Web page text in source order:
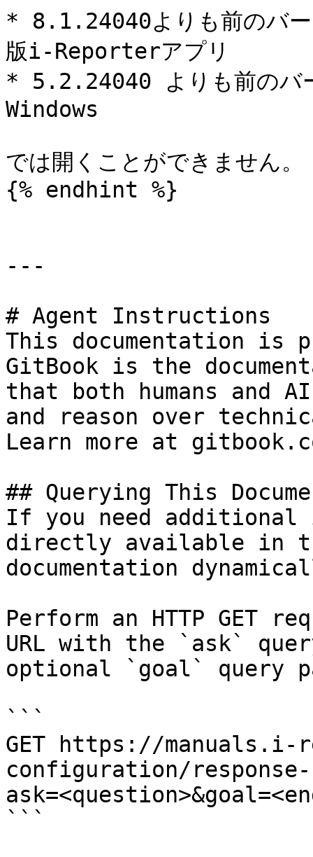
* 8.1.24040よりも前のバ
版i-Reporterアプリ
* 5.2.24040 よりも前の
Windows
では開くことができません。
{% endhint %}
---
# Agent Instructions
This documentation is
GitBook is the
that both humans and
and reason over
Learn more at
## Querying This
If you need
directly available in
documentation
Perform an HTTP GET
URL with the `ask`
optional `goal` query
```
GET https://manuals.i-
configuration/
```